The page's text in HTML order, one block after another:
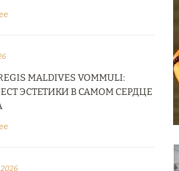
MALDIVES VOMMULI:
ЭСТЕТИКИ В САМОМ СЕРДЦЕ